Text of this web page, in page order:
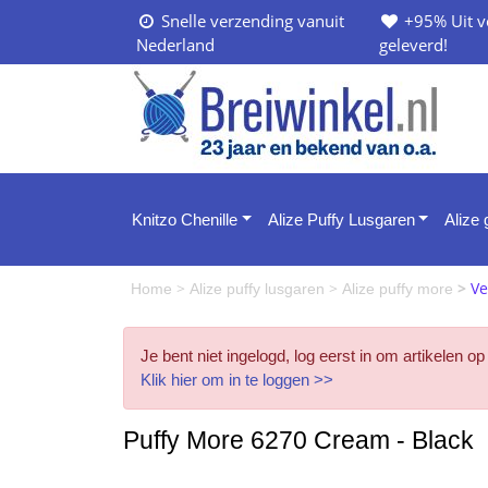
Snelle verzending vanuit
Nederland
+95% Uit
geleverd!
Knitzo Chenille Alize Puffy Lusgaren Alize
Home > Alize puffy lusgaren > Alize puffy more >
Je bent niet ingelogd, log eerst in om artikelen
Klik hier om in te loggen >>
Puffy More 6270 Cream - Black